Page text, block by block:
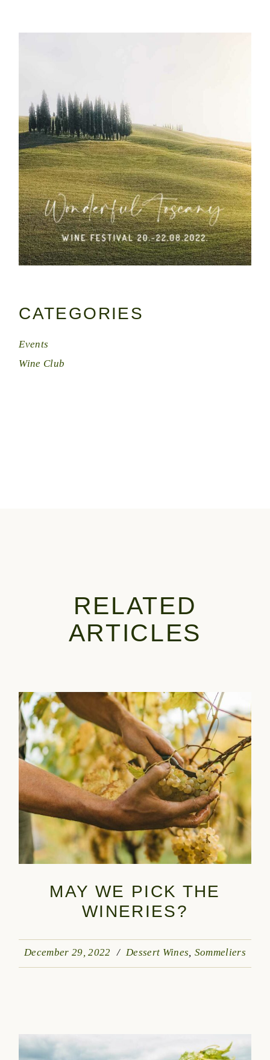
CATEGORIES
Events
Wine Club
RELATED
ARTICLES
MAY WE PICK THE
WINERIES?
December 29, 2022 Dessert Wines Sommeliers